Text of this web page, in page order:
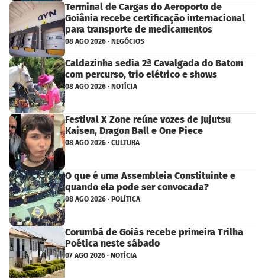
Terminal de Cargas do Aeroporto de
Goiânia recebe certificação internacional
para transporte de medicamentos
08 AGO 2026 · NEGÓCIOS
Caldazinha sedia 2ª Cavalgada do Batom
com percurso, trio elétrico e shows
08 AGO 2026 · NOTÍCIA
Festival X Zone reúne vozes de Jujutsu
Kaisen, Dragon Ball e One Piece
08 AGO 2026 · CULTURA
O que é uma Assembleia Constituinte e
quando ela pode ser convocada?
08 AGO 2026 · POLÍTICA
Corumbá de Goiás recebe primeira Trilha
Poética neste sábado
07 AGO 2026 · NOTÍCIA